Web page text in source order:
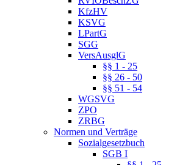
KfzHV
KSVG
LPartG
SGG
VersAusglG
§§ 1 - 25
§§ 26 - 50
§§ 51 - 54
WGSVG
ZPO
ZRBG
Normen und Verträge
Sozialgesetzbuch
SGB I